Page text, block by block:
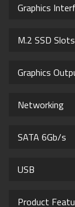
Graphics
M.2 SSD Slots
Graphics
Networking
SATA 6Gb/s
USB
Product